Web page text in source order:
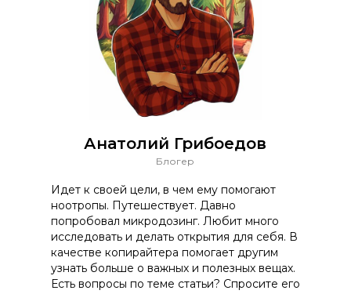
Анатолий Грибоедов
Блогер
Идет к своей цели, в чем ему помогают
ноотропы. Путешествует. Давно
попробовал микродозинг. Любит много
исследовать и делать открытия для себя. В
качестве копирайтера помогает другим
узнать больше о важных и полезных вещах.
Есть вопросы по теме статьи? Спросите его